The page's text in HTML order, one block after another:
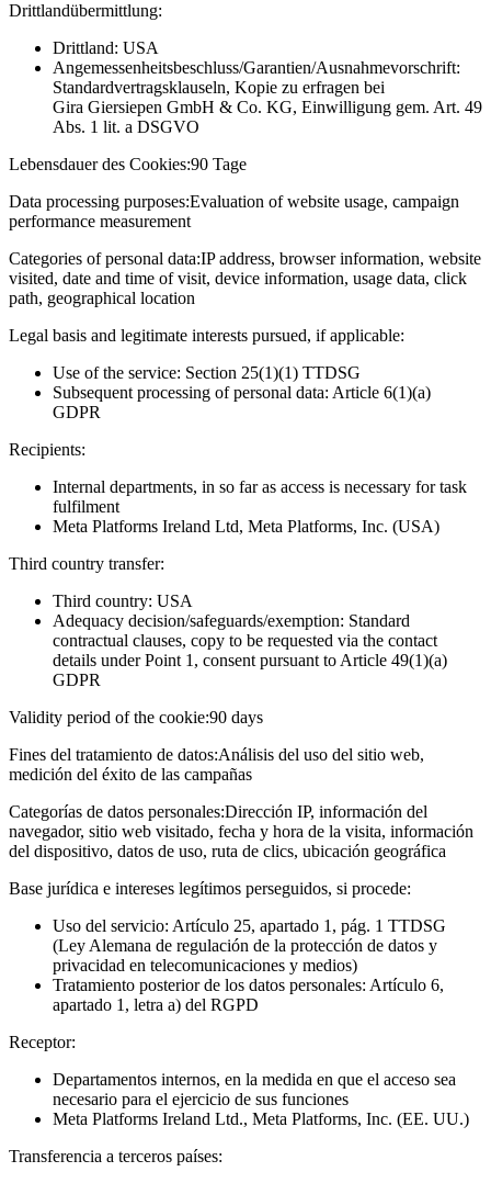
Drittlandübermittlung:
Drittland: USA
Angemessenheitsbeschluss/Garantien/Ausnahmevorschrift:
Standardvertragsklauseln, Kopie zu erfragen bei
Gira Giersiepen GmbH & Co. KG, Einwilligung gem. Art. 49
Abs. 1 lit. a DSGVO
Lebensdauer des Cookies:90 Tage
Data processing purposes:Evaluation of website usage, campaign
performance measurement
Categories of personal data:IP address, browser information, website
visited, date and time of visit, device information, usage data, click
path, geographical location
Legal basis and legitimate interests pursued, if applicable:
Use of the service: Section 25(1)(1) TTDSG
Subsequent processing of personal data: Article 6(1)(a)
GDPR
Recipients:
Internal departments, in so far as access is necessary for task
fulfilment
Meta Platforms Ireland Ltd, Meta Platforms, Inc. (USA)
Third country transfer:
Third country: USA
Adequacy decision/safeguards/exemption: Standard
contractual clauses, copy to be requested via the contact
details under Point 1, consent pursuant to Article 49(1)(a)
GDPR
Validity period of the cookie:90 days
Fines del tratamiento de datos:Análisis del uso del sitio web,
medición del éxito de las campañas
Categorías de datos personales:Dirección IP, información del
navegador, sitio web visitado, fecha y hora de la visita, información
del dispositivo, datos de uso, ruta de clics, ubicación geográfica
Base jurídica e intereses legítimos perseguidos, si procede:
Uso del servicio: Artículo 25, apartado 1, pág. 1 TTDSG
(Ley Alemana de regulación de la protección de datos y
privacidad en telecomunicaciones y medios)
Tratamiento posterior de los datos personales: Artículo 6,
apartado 1, letra a) del RGPD
Receptor:
Departamentos internos, en la medida en que el acceso sea
necesario para el ejercicio de sus funciones
Meta Platforms Ireland Ltd., Meta Platforms, Inc. (EE. UU.)
Transferencia a terceros países: